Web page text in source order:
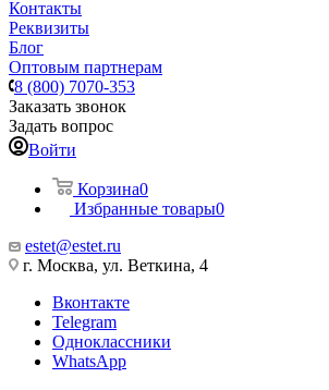
Контакты
Реквизиты
Блог
Оптовым партнерам
8 (800) 7070-353
Заказать звонок
Задать вопрос
Войти
Корзина0
Избранные товары0
estet@estet.ru
г. Москва, ул. Веткина, 4
Вконтакте
Telegram
Одноклассники
WhatsApp